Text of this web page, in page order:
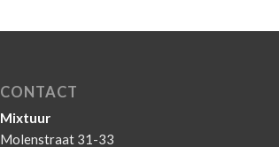
CONTACT
Mixtuur
Molenstraat 31-33